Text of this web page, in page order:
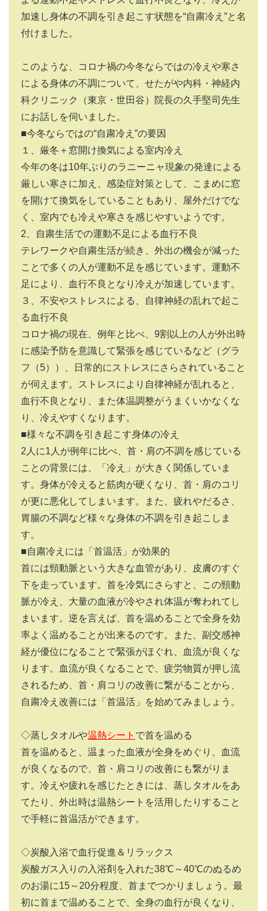
加速し身体の不調を引き起こす状態を“自粛冷え”と名
付けました。
このような、コロナ禍の今冬ならではの冷えや寒さ
による身体の不調について、せたがや内科・神経内
科クリニック（東京・世田谷）院長の久手堅司先生
にお話しを伺いました。
■今冬ならではの“自粛冷え”の要因
１、厳冬＋窓開け換気による室内冷え
今年の冬は10年ぶりのラニーニャ現象の発達による
厳しい寒さに加え、感染症対策として、こまめに窓
を開けて換気をしていることもあり、屋外だけでな
く、室内でも冷えや寒さを感じやすいようです。
2、自粛生活での運動不足による血行不良
テレワークや自粛生活が続き、外出の機会が減った
ことで多くの人が運動不足を感じています。運動不
足により、血行不良となり冷えが加速しています。
３、不安やストレスによる、自律神経の乱れで起こ
る血行不良
コロナ禍の現在、例年と比べ、9割以上の人が外出時
に感染予防を意識して緊張を感じているなど（グラ
フ（5））、日常的にストレスにさらされていること
が伺えます。ストレスにより自律神経が乱れると、
血行不良となり、また体温調整がうまくいかなくな
り、冷えやすくなります。
■様々な不調を引き起こす身体の冷え
2人に1人が例年に比べ、首・肩の不調を感じている
ことの背景には、「冷え」が大きく関係していま
す。身体が冷えると筋肉が硬くなり、首・肩のコリ
が更に悪化してしまいます。また、疲れやだるさ、
胃腸の不調など様々な身体の不調を引き起こしま
す。
■自粛冷えには「首温活」が効果的
首には頸動脈という大きな血管があり、皮膚のすぐ
下を走っています。首を冷気にさらすと、この頸動
脈が冷え、大量の血液が冷やされ体温が奪われてし
まいます。逆を言えば、首を温めることで全身を効
率よく温めることが出来るのです。また、副交感神
経が優位になることで緊張がほぐれ、血流が良くな
ります。血流が良くなることで、疲労物質が押し流
されるため、首・肩コリの改善に繋がることから、
自粛冷え改善には「首温活」を始めてみましょう。
◇蒸しタオルや温熱シート で首を温める
首を温めると、温まった血液が全身をめぐり、血流
が良くなるので、首・肩コリの改善にも繋がりま
す。冷えや疲れを感じたときには、蒸しタオルをあ
てたり、外出時は温熱シートを活用したりすること
で手軽に首温活ができます。
◇炭酸入浴で血行促進＆リラックス
炭酸ガス入りの入浴剤を入れた38℃～40℃のぬるめ
のお湯に15～20分程度、首までつかりましょう。最
初に首まで温めることで、全身の血行が良くなり、